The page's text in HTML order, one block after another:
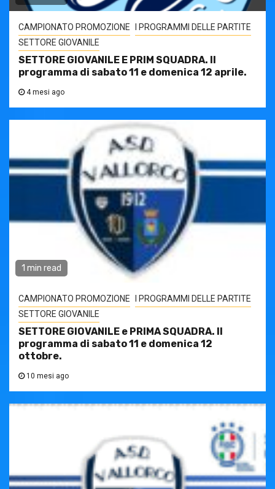
CAMPIONATO PROMOZIONE
I PROGRAMMI DELLE PARTITE
SETTORE GIOVANILE
SETTORE GIOVANILE E PRIM SQUADRA. Il
programma di sabato 11 e domenica 12 aprile.
4 mesi ago
1 min read
CAMPIONATO PROMOZIONE
I PROGRAMMI DELLE PARTITE
SETTORE GIOVANILE
SETTORE GIOVANILE e PRIMA SQUADRA. Il
programma di sabato 11 e domenica 12
ottobre.
10 mesi ago